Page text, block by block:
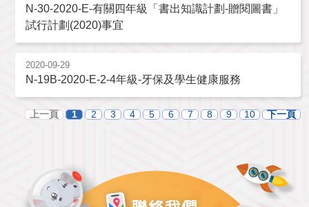
N-30-2020-E-有關四年級「書出知識計劃-贈閱圖書」
試行計劃(2020)事宜
2020-09-29
N-19B-2020-E-2-4年級-牙保及學生健康服務
上一頁 1 2 3 4 5 6 7 8 9 10 下一頁